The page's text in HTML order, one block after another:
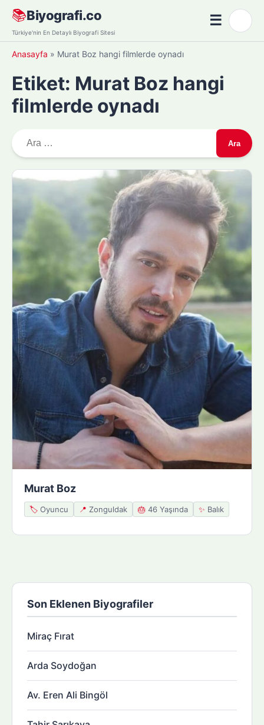
Skip
content
📚Biyografi.co
Türkiye'nin En Detaylı Biyografi Sitesi
☰Menü
Anasayfa » Murat Boz hangi filmlerde oynadı
Etiket: Murat Boz hangi
filmlerde oynadı
r
m
Murat Boz
🏷️ Oyuncu 📍 Zonguldak 🎂 46 Yaşında ✨ Balık
Son Eklenen Biyografiler
Miraç Fırat
Arda Soydoğan
Av. Eren Ali Bingöl